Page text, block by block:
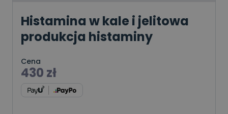
Histamina w kale i jelitowa
produkcja histaminy
Cena
430 zł